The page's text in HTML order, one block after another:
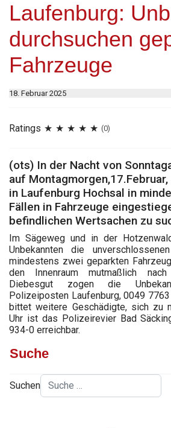
Laufenburg:
durchsuchen
Fahrzeuge
18. Februar 2025
Ratings (0)
(ots) In der Nacht von
auf
in Laufenburg Hochsal in
Fällen in Fahrzeuge
befindlichen Wertsachen zu
Im Sägeweg und in der
Unbekannten die
mindestens zwei geparkten
den Innenraum mutmaßlich
Diebesgut zogen die
Polizeiposten Laufenburg, 0049
bittet weitere Geschädigte, sich zu
Uhr ist das Polizeirevier Bad
934-0 erreichbar.
Suche
Suchen